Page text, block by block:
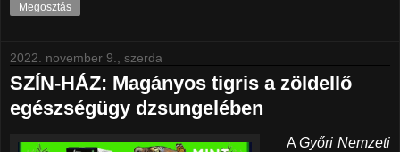
Megosztás
2022. november 9., szerda
SZÍN-HÁZ: Magányos tigris a zöldellő
egészségügy dzsungelében
AGyőri Nemzeti